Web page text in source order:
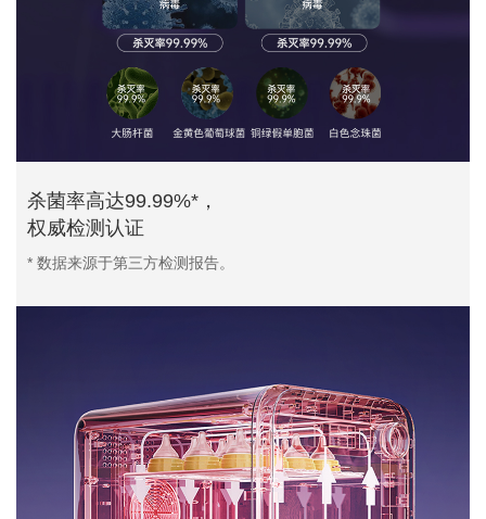
杀菌率高达99.99%*，
权威检测认证
* 数据来源于第三方检测报告。